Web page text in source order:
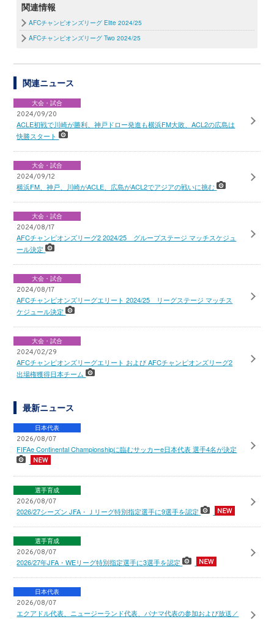
関連情報
AFCチャンピオンズリーグ Elite 2024/25
AFCチャンピオンズリーグ Two 2024/25
関連ニュース
大会・試合
2024/09/20
ACLE初戦で川崎が勝利、神戸ドロー発進も横浜FM大敗、ACL2の広島は
快勝スタート
大会・試合
2024/09/12
横浜FM、神戸、川崎がACLE、広島がACL2でアジアの戦いに挑む
大会・試合
2024/08/17
AFCチャンピオンズリーグ2 2024/25 グループステージ マッチスケジュ
ール決定
大会・試合
2024/08/17
AFCチャンピオンズリーグエリート 2024/25 リーグステージ マッチス
ケジュール決定
大会・試合
2024/02/29
AFCチャンピオンズリーグエリート および AFCチャンピオンズリーグ2
出場権獲得日本チーム
最新ニュース
日本代表
2026/08/07
FIFAe Continental Championshipに臨むサッカーe日本代表 選手4名が決定
選手育成
2026/08/07
2026/27シーズン JFA・Ｊリーグ特別指定選手に9選手を認定
選手育成
2026/08/07
2026/27年JFA・WEリーグ特別指定選手に3選手を認定
日本代表
2026/08/07
エクアドル代表、ニュージーランド代表、パナマ代表の参加および放送／